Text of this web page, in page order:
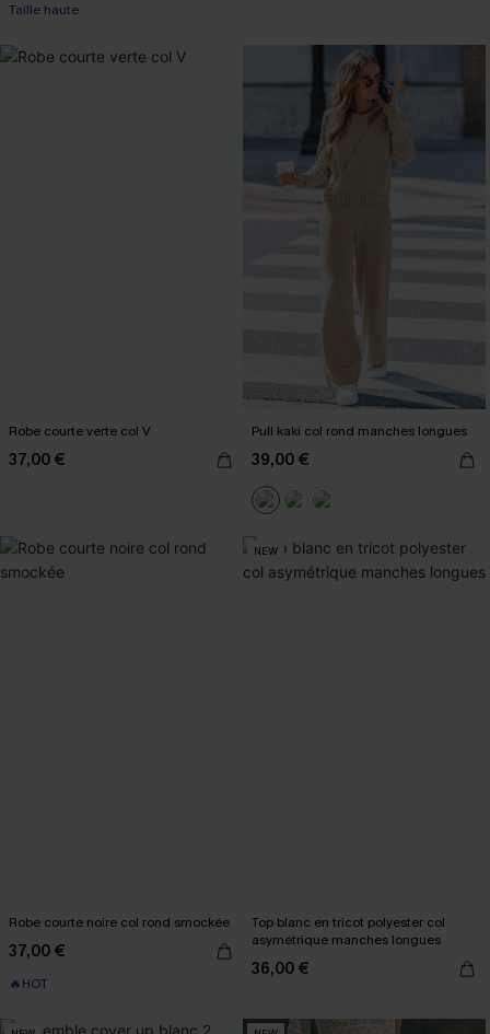
Taille haute
Robe courte verte col V
37,00 €
Pull kaki col rond manches longues
39,00 €
Robe courte noire col rond smockée
37,00 €
🔥HOT
NEW
Top blanc en tricot polyester col
asymétrique manches longues
36,00 €